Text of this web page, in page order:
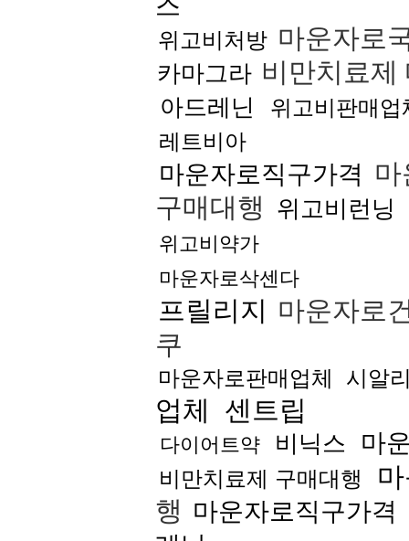
스
위고비처방 마운자로
카마그라 비만치료제
아드레닌
위고비판매업
레트비아
마운자로직구가격
구매대행 위고비런닝
위고비약가
마운자로삭센다
프릴리지 마운자로
쿠
마운자로판매업체 시알
업체 센트립
다이어트약 비닉스 마
비만치료제 구매대행
행 마운자로직구가격